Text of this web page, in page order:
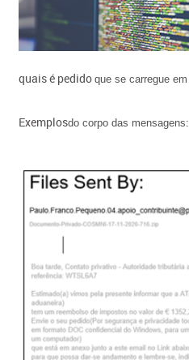
quais é pedido que se carregue em
Exemplos​do corpo das mensagens: